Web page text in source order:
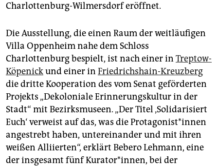
Charlottenburg-Wilmersdorf eröffnet.
Die Ausstellung, die einen Raum der weitläufigen
Villa Oppenheim nahe dem Schloss
Charlottenburg bespielt, ist nach einer in Treptow-
Köpenickund einer in Friedrichshain-Kreuzberg
die dritte Kooperation des vom Senat geförderten
Projekts „Dekoloniale Erinnerungskultur in der
Stadt“ mit Bezirksmuseen. „Der Titel ‚Solidarisiert
Euch‘ verweist auf das, was die Prot­ago­nis­t*in­nen
angestrebt haben, untereinander und mit ihren
weißen Alliierten“, erklärt Bebero Lehmann, eine
der insgesamt fünf Kurator*innen, bei der